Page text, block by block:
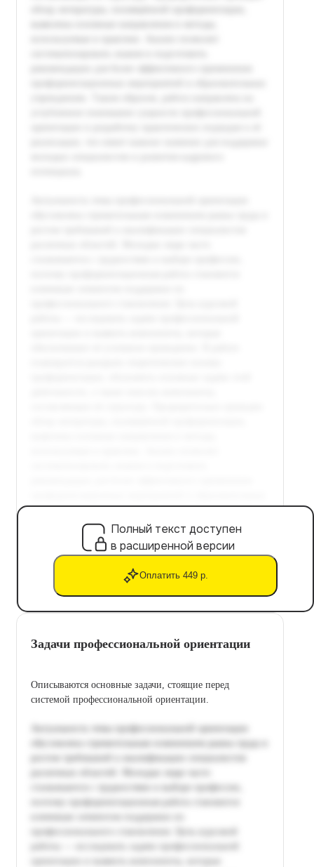
Полный текст доступен
в расширенной версии
Оплатить 449 р.
Задачи профессиональной ориентации
Описываются основные задачи, стоящие перед
системой профессиональной ориентации.